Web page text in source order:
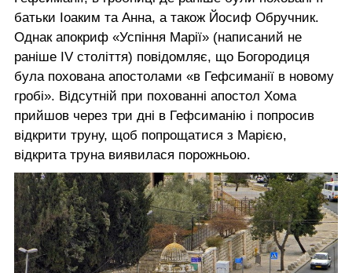
батьки Іоаким та Анна, а також Йосиф Обручник.
Однак апокриф «Успіння Марії» (написаний не
раніше IV століття) повідомляє, що Богородиця
була похована апостолами «в Гефсиманії в новому
гробі». Відсутній при похованні апостол Хома
прийшов через три дні в Гефсиманію і попросив
відкрити труну, щоб попрощатися з Марією,
відкрита труна виявилася порожньою.